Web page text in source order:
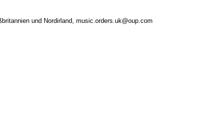
und Nordirland, music.orders.uk@oup.com